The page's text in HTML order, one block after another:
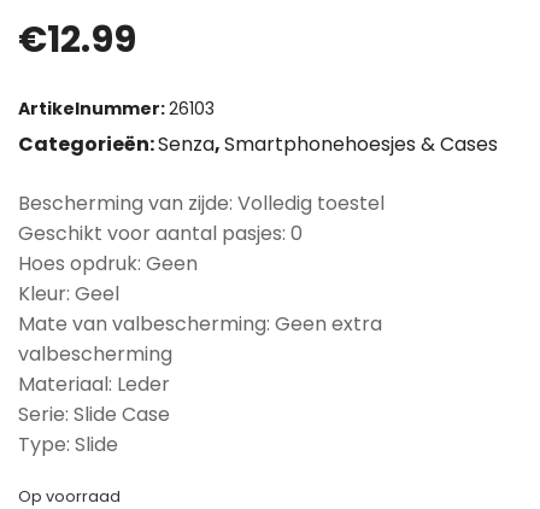
€12.99
Artikelnummer:26103
Categorieën:Senza,Smartphonehoesjes & Cases
Bescherming van zijde: Volledig toestel
Geschikt voor aantal pasjes: 0
Hoes opdruk: Geen
Kleur: Geel
Mate van valbescherming: Geen extra
valbescherming
Materiaal: Leder
Serie: Slide Case
Type: Slide
Op voorraad